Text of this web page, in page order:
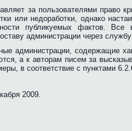
за пользователями право
или недоработки, однако
публикуемых фактов. Все
администрации через
администрации, содержащие
а к авторам писем за
в соответствие с пунктами
2009.